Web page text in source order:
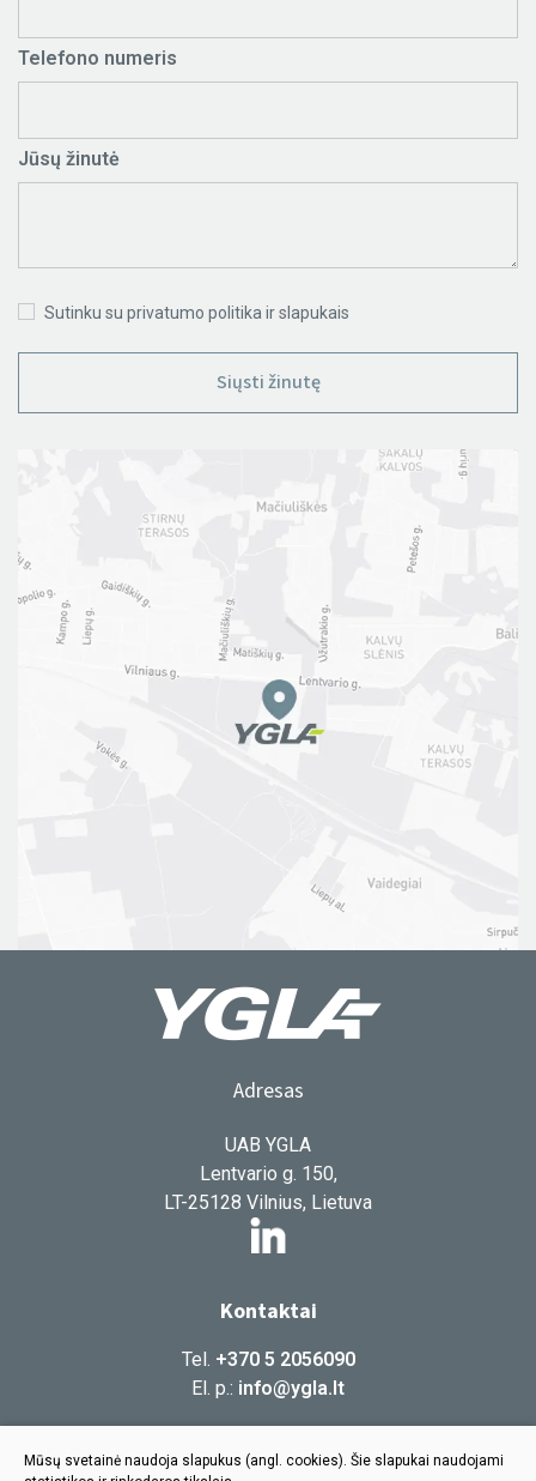
Telefono numeris
Jūsų žinutė
Sutinku su privatumo politika ir slapukais
Siųsti žinutę
Adresas
UAB YGLA
Lentvario g. 150,
LT-25128 Vilnius, Lietuva
Kontaktai
Tel. +370 5 2056090
El. p.: info@ygla.lt
Informacija
Mūsų svetainė naudoja slapukus (angl. cookies). Šie slapukai naudojami